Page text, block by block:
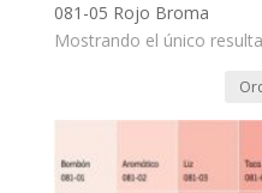
081-05 Rojo Broma
Mostrando el único